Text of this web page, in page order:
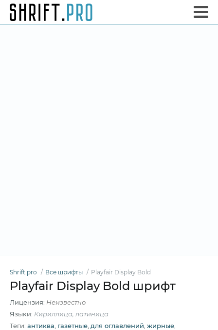
Shrift.pro Все шрифты Playfair Display Bold
Playfair Display Bold шрифт
Лицензия: Неизвестно
Языки: Кириллица, латиница
Теги: антиква газетные для оглавлений жирные